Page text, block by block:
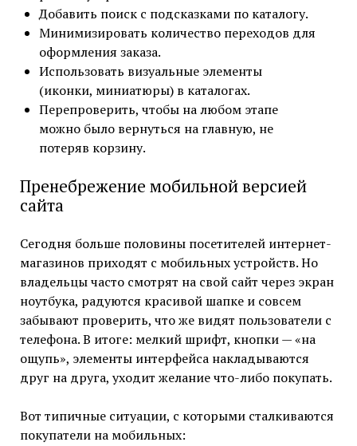
Добавить поиск с подсказками по каталогу.
Минимизировать количество переходов для
оформления заказа.
Использовать визуальные элементы
(иконки, миниатюры) в каталогах.
Перепроверить, чтобы на любом этапе
можно было вернуться на главную, не
потеряв корзину.
Пренебрежение мобильной версией
сайта
Сегодня больше половины посетителей интернет-
магазинов приходят с мобильных устройств. Но
владельцы часто смотрят на свой сайт через экран
ноутбука, радуются красивой шапке и совсем
забывают проверить, что же видят пользователи с
телефона. В итоге: мелкий шрифт, кнопки — «на
ощупь», элементы интерфейса накладываются
друг на друга, уходит желание что-либо покупать.
Вот типичные ситуации, с которыми сталкиваются
покупатели на мобильных: